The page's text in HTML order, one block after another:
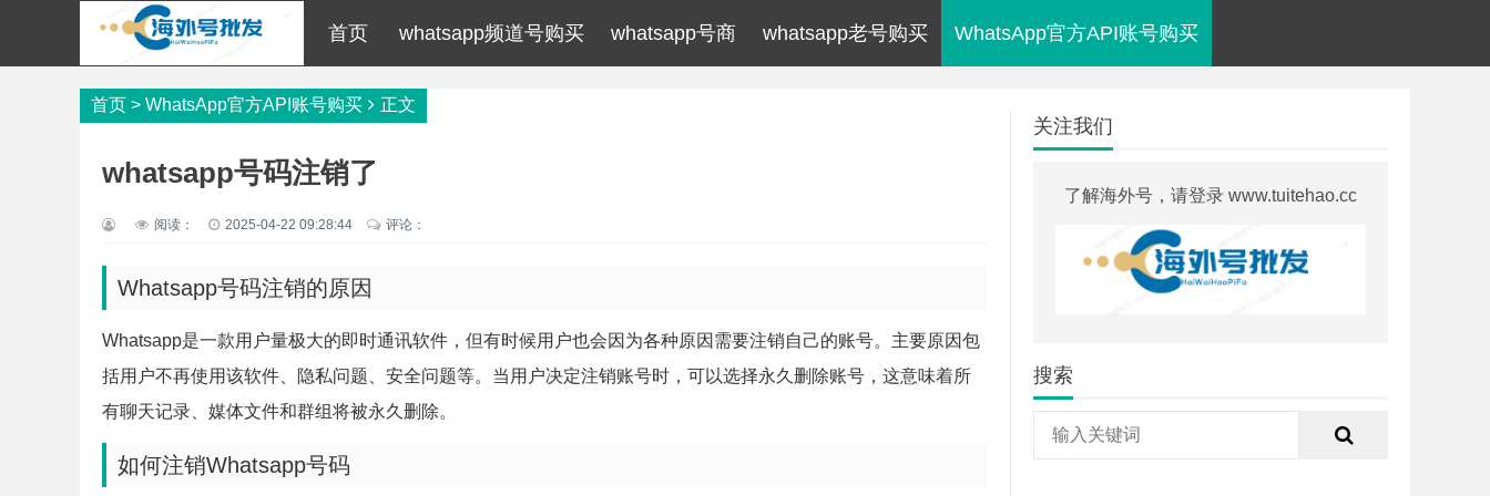
首页 whatsapp频道号购买 whatsapp号商 whatsapp老号购买 WhatsApp官方API账号购买
首页 > WhatsApp官方API账号购买 正文
whatsapp号码注销了
阅读： 2025-04-22 09:28:44 评论：
Whatsapp号码注销的原因
Whatsapp是一款用户量极大的即时通讯软件，但有时候用户也会因为各种原因需要注销自己的账号。主要原因包
括用户不再使用该软件、隐私问题、安全问题等。当用户决定注销账号时，可以选择永久删除账号，这意味着所
有聊天记录、媒体文件和群组将被永久删除。
如何注销Whatsapp号码
关注我们
了解海外号，请登录 www.tuitehao.cc
搜索